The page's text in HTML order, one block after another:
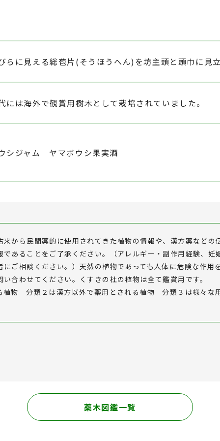
らに見える総苞片(そうほうへん)を坊主頭と頭巾に見
には海外で観賞用樹木として栽培されていました。
シジャム ヤマボウシ果実酒
から民間薬的に使用されてきた植物の情報や、漢方薬など
あることをご了承ください。（アレルギー・副作用経験、
ご相談ください。）天然の植物であっても人体に危険な作用
合わせてください。くすきの杜の植物は全て鑑賞用です。
植物 分類２は漢方以外で薬用とされる植物 分類３は様々な
薬木図鑑一覧